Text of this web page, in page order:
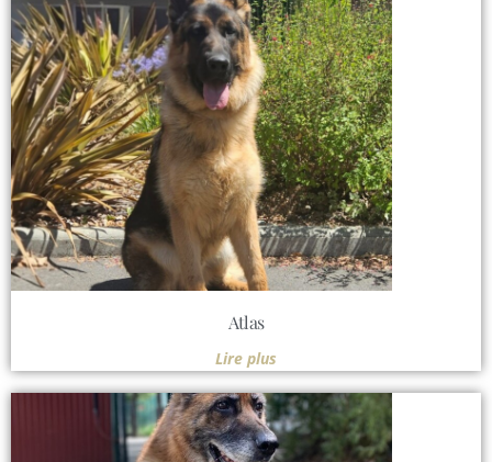
Atlas
Lire plus